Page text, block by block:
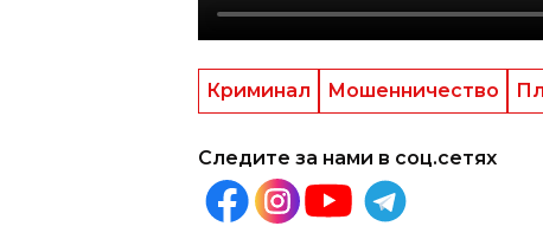
Криминал Мошенничество
Следите за нами в соц.сетях